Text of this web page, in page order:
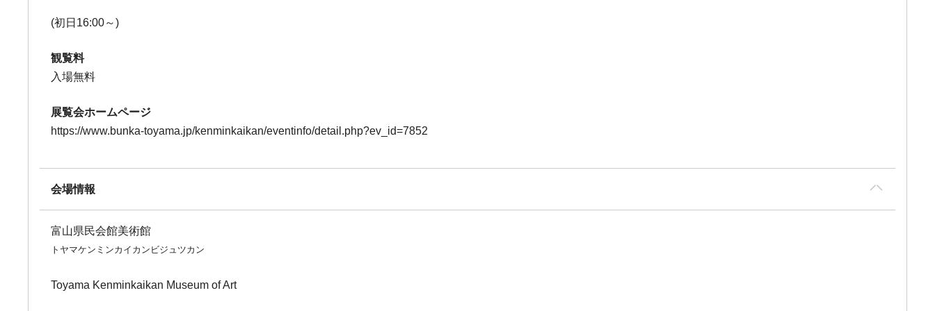
(初日16:00～)
観覧料
入場無料
展覧会ホームページ
https://www.bunka-toyama.jp/kenminkaikan/eventinfo/detail.php?ev_id=7852
会場情報
富山県民会館美術館
トヤマケンミンカイカンビジュツカン
Toyama Kenminkaikan Museum of Art